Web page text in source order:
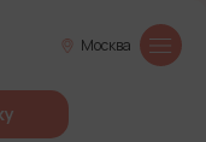
Москва